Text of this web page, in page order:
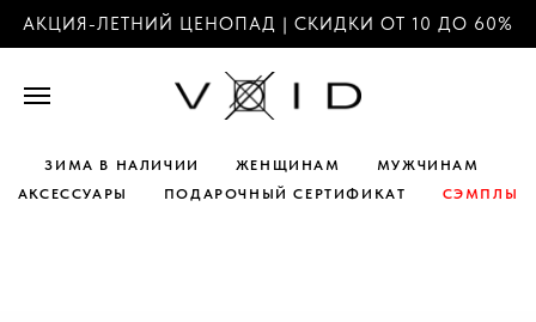
АКЦИЯ-ЛЕТНИЙ ЦЕНОПАД | СКИДКИ ОТ 10 ДО 60%
ЗИМА В НАЛИЧИИ ЖЕНЩИНАМ
МУЖЧИНАМ
АКСЕССУАРЫ
ПОДАРОЧНЫЙ СЕРТИФИКАТ СЭМПЛЫ